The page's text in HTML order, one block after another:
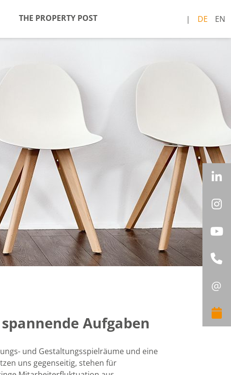
THE PROPERTY POST DE EN
@
Aufgaben
und Gestaltungsspielräume und eine
uns gegenseitig, stehen für